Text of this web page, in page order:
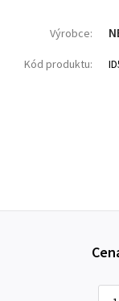
Výrobce:
Kód produktu: